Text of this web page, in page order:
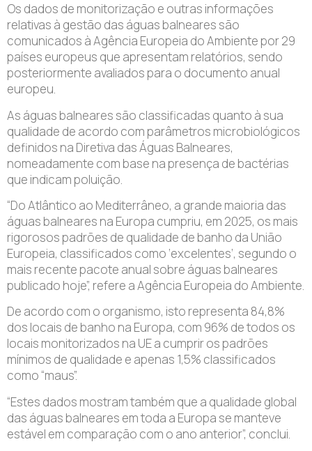
Os dados de monitorização e outras informações
relativas à gestão das águas balneares são
comunicados à Agência Europeia do Ambiente por 29
países europeus que apresentam relatórios, sendo
posteriormente avaliados para o documento anual
europeu.
As águas balneares são classificadas quanto à sua
qualidade de acordo com parâmetros microbiológicos
definidos na Diretiva das Águas Balneares,
nomeadamente com base na presença de bactérias
que indicam poluição.
“Do Atlântico ao Mediterrâneo, a grande maioria das
águas balneares na Europa cumpriu, em 2025, os mais
rigorosos padrões de qualidade de banho da União
Europeia, classificados como ‘excelentes’, segundo o
mais recente pacote anual sobre águas balneares
publicado hoje”, refere a Agência Europeia do Ambiente.
De acordo com o organismo, isto representa 84,8%
dos locais de banho na Europa, com 96% de todos os
locais monitorizados na UE a cumprir os padrões
mínimos de qualidade e apenas 1,5% classificados
como “maus”.
“Estes dados mostram também que a qualidade global
das águas balneares em toda a Europa se manteve
estável em comparação com o ano anterior”, conclui.